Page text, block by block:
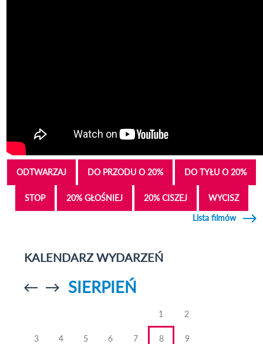
ODTWARZAJ DO PRZODU O 20% DO TYŁU O 20%
STOP 20% GŁOŚNIEJ 20% CISZEJ
WYCISZ
Lista filmów
KALENDARZ WYDARZEŃ
Przejdź doPrzejdź do
SIERPIEŃ
1 2
3 4 5 6 7 8 9